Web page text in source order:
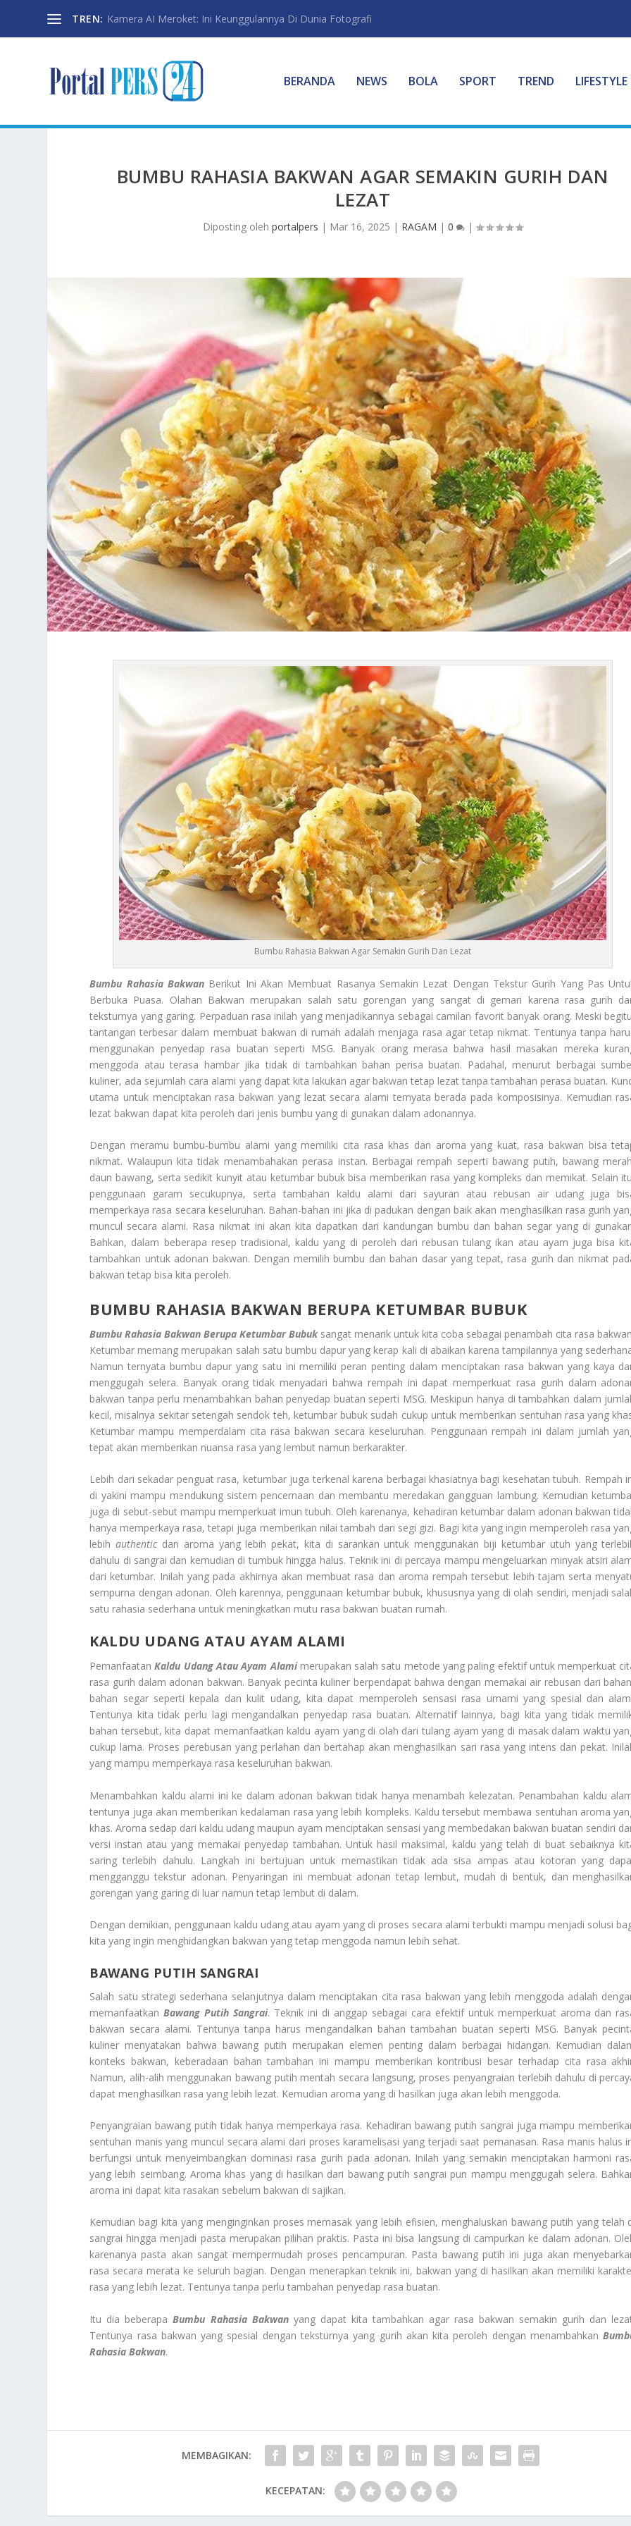
TREN: Kamera AI Meroket: Ini Keunggulannya Di Dunia Fotografi
BERANDA NEWS BOLA SPORT TREND LIFESTYLE
BUMBU RAHASIA BAKWAN AGAR SEMAKIN GURIH DAN
LEZAT
Diposting oleh portalpers | Mar 16, 2025 | RAGAM | 0 |
Bumbu Rahasia Bakwan Agar Semakin Gurih Dan Lezat
Bumbu Rahasia BakwanBerikut Ini Akan Membuat Rasanya Semakin Lezat Dengan Tekstur Gurih Yang Pas
Berbuka Puasa. Olahan Bakwan merupakan salah satu gorengan yang sangat di gemari karena rasa gurih
teksturnya yang garing. Perpaduan rasa inilah yang menjadikannya sebagai camilan favorit banyak orang. Meski
tantangan terbesar dalam membuat bakwan di rumah adalah menjaga rasa agar tetap nikmat. Tentunya tanpa
menggunakan penyedap rasa buatan seperti MSG. Banyak orang merasa bahwa hasil masakan mereka
menggoda atau terasa hambar jika tidak di tambahkan bahan perisa buatan. Padahal, menurut berbagai
kuliner, ada sejumlah cara alami yang dapat kita lakukan agar bakwan tetap lezat tanpa tambahan perasa buatan.
utama untuk menciptakan rasa bakwan yang lezat secara alami ternyata berada pada komposisinya. Kemudian
lezat bakwan dapat kita peroleh dari jenis bumbu yang di gunakan dalam adonannya.
Dengan meramu bumbu-bumbu alami yang memiliki cita rasa khas dan aroma yang kuat, rasa bakwan bisa
nikmat. Walaupun kita tidak menambahakan perasa instan. Berbagai rempah seperti bawang putih, bawang
daun bawang, serta sedikit kunyit atau ketumbar bubuk bisa memberikan rasa yang kompleks dan memikat. Selain
penggunaan garam secukupnya, serta tambahan kaldu alami dari sayuran atau rebusan air udang juga
memperkaya rasa secara keseluruhan. Bahan-bahan ini jika di padukan dengan baik akan menghasilkan rasa gurih
muncul secara alami. Rasa nikmat ini akan kita dapatkan dari kandungan bumbu dan bahan segar yang di
Bahkan, dalam beberapa resep tradisional, kaldu yang di peroleh dari rebusan tulang ikan atau ayam juga bisa
tambahkan untuk adonan bakwan. Dengan memilih bumbu dan bahan dasar yang tepat, rasa gurih dan nikmat
bakwan tetap bisa kita peroleh.
BUMBU RAHASIA BAKWAN BERUPA KETUMBAR BUBUK
Bumbu Rahasia Bakwan Berupa Ketumbar Bubuksangat menarik untuk kita coba sebagai penambah cita rasa
Ketumbar memang merupakan salah satu bumbu dapur yang kerap kali di abaikan karena tampilannya yang
Namun ternyata bumbu dapur yang satu ini memiliki peran penting dalam menciptakan rasa bakwan yang kaya
menggugah selera. Banyak orang tidak menyadari bahwa rempah ini dapat memperkuat rasa gurih dalam
bakwan tanpa perlu menambahkan bahan penyedap buatan seperti MSG. Meskipun hanya di tambahkan dalam
kecil, misalnya sekitar setengah sendok teh, ketumbar bubuk sudah cukup untuk memberikan sentuhan rasa yang
Ketumbar mampu memperdalam cita rasa bakwan secara keseluruhan. Penggunaan rempah ini dalam jumlah
tepat akan memberikan nuansa rasa yang lembut namun berkarakter.
Lebih dari sekadar penguat rasa, ketumbar juga terkenal karena berbagai khasiatnya bagi kesehatan tubuh. Rempah
di yakini mampu mendukung sistem pencernaan dan membantu meredakan gangguan lambung. Kemudian
juga di sebut-sebut mampu memperkuat imun tubuh. Oleh karenanya, kehadiran ketumbar dalam adonan bakwan
hanya memperkaya rasa, tetapi juga memberikan nilai tambah dari segi gizi. Bagi kita yang ingin memperoleh rasa
lebihauthenticdan aroma yang lebih pekat, kita di sarankan untuk menggunakan biji ketumbar utuh yang
dahulu di sangrai dan kemudian di tumbuk hingga halus. Teknik ini di percaya mampu mengeluarkan minyak atsiri
dari ketumbar. Inilah yang pada akhirnya akan membuat rasa dan aroma rempah tersebut lebih tajam serta
sempurna dengan adonan. Oleh karennya, penggunaan ketumbar bubuk, khususnya yang di olah sendiri, menjadi
satu rahasia sederhana untuk meningkatkan mutu rasa bakwan buatan rumah.
KALDU UDANG ATAU AYAM ALAMI
PemanfaatanKaldu Udang Atau Ayam Alamimerupakan salah satu metode yang paling efektif untuk memperkuat
rasa gurih dalam adonan bakwan. Banyak pecinta kuliner berpendapat bahwa dengan memakai air rebusan dari
bahan segar seperti kepala dan kulit udang, kita dapat memperoleh sensasi rasa umami yang spesial dan
Tentunya kita tidak perlu lagi mengandalkan penyedap rasa buatan. Alternatif lainnya, bagi kita yang tidak
bahan tersebut, kita dapat memanfaatkan kaldu ayam yang di olah dari tulang ayam yang di masak dalam waktu
cukup lama. Proses perebusan yang perlahan dan bertahap akan menghasilkan sari rasa yang intens dan pekat.
yang mampu memperkaya rasa keseluruhan bakwan.
Menambahkan kaldu alami ini ke dalam adonan bakwan tidak hanya menambah kelezatan. Penambahan kaldu
tentunya juga akan memberikan kedalaman rasa yang lebih kompleks. Kaldu tersebut membawa sentuhan aroma
khas. Aroma sedap dari kaldu udang maupun ayam menciptakan sensasi yang membedakan bakwan buatan sendiri
versi instan atau yang memakai penyedap tambahan. Untuk hasil maksimal, kaldu yang telah di buat sebaiknya
saring terlebih dahulu. Langkah ini bertujuan untuk memastikan tidak ada sisa ampas atau kotoran yang
mengganggu tekstur adonan. Penyaringan ini membuat adonan tetap lembut, mudah di bentuk, dan
gorengan yang garing di luar namun tetap lembut di dalam.
Dengan demikian, penggunaan kaldu udang atau ayam yang di proses secara alami terbukti mampu menjadi solusi
kita yang ingin menghidangkan bakwan yang tetap menggoda namun lebih sehat.
BAWANG PUTIH SANGRAI
Salah satu strategi sederhana selanjutnya dalam menciptakan cita rasa bakwan yang lebih menggoda adalah
memanfaatkanBawang Putih Sangrai. Teknik ini di anggap sebagai cara efektif untuk memperkuat aroma dan
bakwan secara alami. Tentunya tanpa harus mengandalkan bahan tambahan buatan seperti MSG. Banyak
kuliner menyatakan bahwa bawang putih merupakan elemen penting dalam berbagai hidangan. Kemudian
konteks bakwan, keberadaan bahan tambahan ini mampu memberikan kontribusi besar terhadap cita rasa
Namun, alih-alih menggunakan bawang putih mentah secara langsung, proses penyangraian terlebih dahulu di
dapat menghasilkan rasa yang lebih lezat. Kemudian aroma yang di hasilkan juga akan lebih menggoda.
Penyangraian bawang putih tidak hanya memperkaya rasa. Kehadiran bawang putih sangrai juga mampu
sentuhan manis yang muncul secara alami dari proses karamelisasi yang terjadi saat pemanasan. Rasa manis halus
berfungsi untuk menyeimbangkan dominasi rasa gurih pada adonan. Inilah yang semakin menciptakan harmoni
yang lebih seimbang. Aroma khas yang di hasilkan dari bawang putih sangrai pun mampu menggugah selera.
aroma ini dapat kita rasakan sebelum bakwan di sajikan.
Kemudian bagi kita yang menginginkan proses memasak yang lebih efisien, menghaluskan bawang putih yang telah
sangrai hingga menjadi pasta merupakan pilihan praktis. Pasta ini bisa langsung di campurkan ke dalam adonan.
karenanya pasta akan sangat mempermudah proses pencampuran. Pasta bawang putih ini juga akan
rasa secara merata ke seluruh bagian. Dengan menerapkan teknik ini, bakwan yang di hasilkan akan memiliki
rasa yang lebih lezat. Tentunya tanpa perlu tambahan penyedap rasa buatan.
Itu dia beberapaBumbu Rahasia Bakwanyang dapat kita tambahkan agar rasa bakwan semakin gurih dan
Tentunya rasa bakwan yang spesial dengan teksturnya yang gurih akan kita peroleh dengan menambahkan
Rahasia Bakwan.
MEMBAGIKAN:
KECEPATAN: